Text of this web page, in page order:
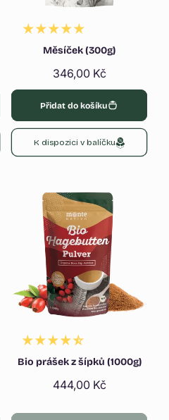
Měsíček (300g)
Běžná
cena
346,00 Kč
Přidat do košíku
K dispozici v balíčku
Bio prášek z šípků (1000g)
Běžná
444,00 Kč